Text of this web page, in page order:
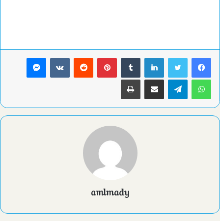
لينكدإن بينتيريست ماسنجر
واتساب تيلقرام مشاركة عبر البريد طباعة
amlmady